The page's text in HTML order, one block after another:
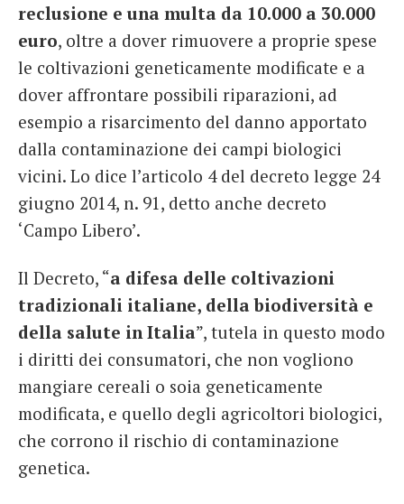
reclusione e una multa da 10.000 a 30.000
euro, oltre a dover rimuovere a proprie spese
le coltivazioni geneticamente modificate e a
dover affrontare possibili riparazioni, ad
esempio a risarcimento del danno apportato
dalla contaminazione dei campi biologici
vicini. Lo dice l’articolo 4 del decreto legge 24
giugno 2014, n. 91, detto anche decreto
‘Campo Libero’.
Il Decreto, “a difesa delle coltivazioni
tradizionali italiane, della biodiversità e
della salute in Italia”, tutela in questo modo
i diritti dei consumatori, che non vogliono
mangiare cereali o soia geneticamente
modificata, e quello degli agricoltori biologici,
che corrono il rischio di contaminazione
genetica.